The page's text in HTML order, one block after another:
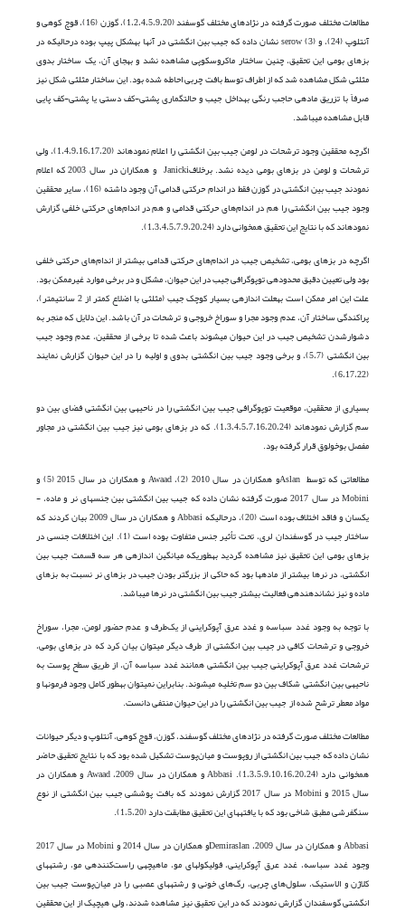
مطالعات مختلف صورت گرفته در نژادهای مختلف گوسفند (1،2،4،5،9،20)، گوزن (16)، قوچ کوهی و
آنتلوپ (24)، و serow (3) نشان داده که جیب بین انگشتی در آن­ها به­شکل پیپ بوده درحالی­که در
بزهای بومی این تحقیق، چنین ساختار ماکروسکوپی مشاهده نشد و به­جای آن، یک ساختار بدوی
مثلثی شکل مشاهده شد که از اطراف توسط بافت چربی احاطه شده بود. این ساختار مثلثی شکل نیز
صرفاً با تزریق ماده­ی حاجب رنگی به­داخل جیب و حالت­گماری پشتی-کف دستی یا پشتی-کف پایی
قابل مشاهده می­باشد.
اگرچه محققین وجود ترشحات در لومن جیب بین انگشتی را اعلام نموده­اند (1،4،9،16،17،20)، ولی
ترشحات و لومن در بزهای بومی دیده نشد. برخلافJanicki و همکاران در سال 2003 که اعلام
نمودند جیب بین انگشتی در گوزن فقط در اندام حرکتی قدامی آن وجود داشته (16)، سایر محققین
وجود جیب بین انگشتی را هم در اندام‌های حرکتی قدامی و هم در اندام‌های حرکتی خلفی گزارش
نموده­اند که با نتایج این تحقیق هم­خوانی دارد (1،3،4،5،7،9،20،24).
اگرچه در بزهای بومی، تشخیص جیب در اندام‌های حرکتی قدامی بیش­تر از اندام‌های حرکتی خلفی
بود ولی تعیین دقیق محدوده­ی توپوگرافی جیب در این حیوان، مشکل و در برخی موارد غیرممکن بود.
علت این امر ممکن است به­علت اندازه­ی بسیار کوچک جیب (مثلثی با اضلاع کم­تر از 2 سانتی­متر)،
پراکندگی ساختار آن، عدم وجود مجرا و سوراخ خروجی و ترشحات در آن باشد. این دلایل که منجر به
دشوار­شدن تشخیص جیب در این حیوان می­شوند باعث شده تا برخی از محققین، عدم وجود جیب
بین انگشتی (5،7)، و برخی وجود جیب بین انگشتی بدوی و اولیه را در این حیوان گزارش نمایند
(6،17،22).
بسیاری از محققین، موقعیت توپوگرافی جیب بین انگشتی را در ناحیه­ی بین انگشتی فضای بین دو
سم گزارش نموده­اند (1،3،4،5،7،16،20،24). که در بزهای بومی نیز جیب بین انگشتی در مجاور
مفصل بوخولوق قرار گرفته بود.
مطالعاتی که توسط Aslanو همکاران در سال 2010 (2)، Awaad و همکاران در سال 2015 (5) و
Mobini در سال 2017 صورت گرفته نشان داده که جیب بین انگشتی بین جنس­های نر و ماده، ­
یکسان و فاقد اختلاف بوده است (20)، درحالیکه Abbasi و همکاران در سال 2009 بیان کردند که
ساختار جیب در گوسفندان لری، تحت تأثیر جنس متفاوت بوده است (1). این اختلافات جنسی در
بزهای بومی این تحقیق نیز مشاهده گردید به­طوری­که میانگین اندازه­ی هر سه قسمت جیب بین
انگشتی، در نرها بیش­تر از ماده­ها بود که حاکی از بزرگ­تر بودن جیب در بزهای نر نسبت به بزهای
ماده و نیز نشان­دهنده­ی فعالیت بیش­تر جیب بین انگشتی در نرها می­باشد.
با توجه به وجود غدد سباسه و غدد عرق آپوکراینی از یک‌طرف و عدم حضور لومن، مجرا، سوراخ
خروجی و ترشحات کافی در جیب بین انگشتی از طرف دیگر می­توان بیان کرد که در بزهای بومی،
ترشحات غدد عرق آپوکراینی جیب بین انگشتی همانند غدد سباسه آن، از طریق سطح پوست به
ناحیه­ی بین انگشتی شکاف بین دو سم تخلیه می­شوند. بنابراین نمی­توان به­طور کامل وجود فرمون­ها و
مواد معطر ترشح شده از جیب بین انگشتی را در این حیوان منتفی دانست.
مطالعات مختلف صورت گرفته در نژادهای مختلف گوسفند، گوزن، قوچ کوهی، آنتلوپ و دیگر حیوانات
نشان داده که جیب بین انگشتی از روپوست و میان‌پوست تشکیل شده بود که با نتایج تحقیق حاضر
هم­خوانی دارد (1،3،5،9،10،16،20،24). Abbasi و همکاران در سال 2009، Awaad و همکاران در
سال 2015 و Mobini در سال 2017 گزارش نمودند که بافت پوششی جیب بین انگشتی از نوع
سنگفرشی مطبق شاخی بود که با یافته­های این تحقیق مطابقت دارد (1،5،20).
Abbasi و همکاران در سال 2009، Demiraslanو همکاران در سال 2014 و Mobini در سال 2017
وجود غدد سباسه، غدد عرق آپوکراینی، فولیکول­های مو، ماهیچه­ی راست‌کننده­ی مو، رشته­های
کلاژن و الاستیک، سلول‌های چربی، رگ‌های خونی و رشته­های عصبی را در میان‌پوست جیب بین
انگشتی گوسفندان گزارش نمودند که در این تحقیق نیز مشاهده شدند، ولی هیچ­یک از این محققین